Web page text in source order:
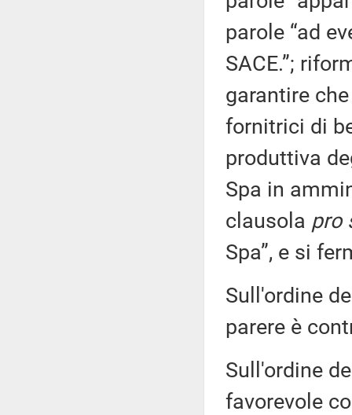
parole “ad
SACE.”;
garantire
fornitrici di
produttiva
Spa in
clausola pro
Spa”, e si
Sull'ordine
parere è
Sull'ordine
favorevole